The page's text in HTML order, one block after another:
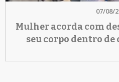
07/08/
Mulher acorda com
seu corpo dentro de